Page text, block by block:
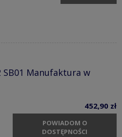
SB01 Manufaktura w
452,90 zł
POWIADOM O
DOSTĘPNOŚCI